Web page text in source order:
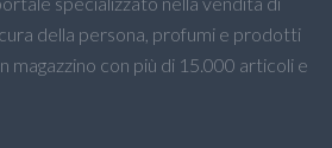
della persona, profumi e prodotti
magazzino con più di 15.000 articoli e